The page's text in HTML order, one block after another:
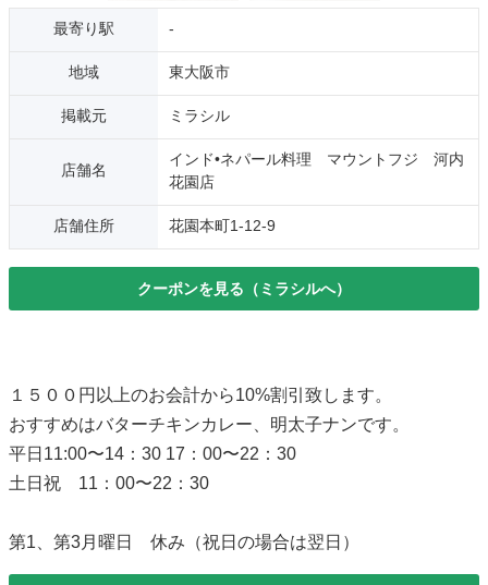
最寄り駅 -
地域 東大阪市
掲載元 ミラシル
店舗名
インド•ネパール料理 マウントフジ 河内
花園店
店舗住所 花園本町1-12-9
クーポンを見る（ミラシルへ）
１５００円以上のお会計から10%割引致します。
おすすめはバターチキンカレー、明太子ナンです。
平日11:00〜14：30 17：00〜22：30
土日祝 11：00〜22：30
第1、第3月曜日 休み（祝日の場合は翌日）